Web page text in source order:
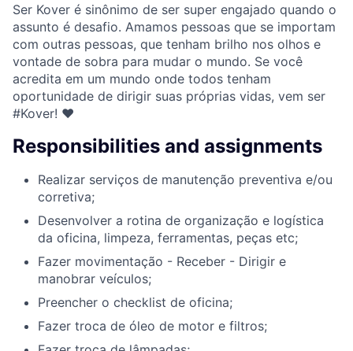
Ser Kover é sinônimo de ser super engajado quando o
assunto é desafio. Amamos pessoas que se importam
com outras pessoas, que tenham brilho nos olhos e
vontade de sobra para mudar o mundo. Se você
acredita em um mundo onde todos tenham
oportunidade de dirigir suas próprias vidas, vem ser
#Kover! ♥
Responsibilities and assignments
Realizar serviços de manutenção preventiva e/ou
corretiva;
Desenvolver a rotina de organização e logística
da oficina, limpeza, ferramentas, peças etc;
Fazer movimentação - Receber - Dirigir e
manobrar veículos;
Preencher o checklist de oficina;
Fazer troca de óleo de motor e filtros;